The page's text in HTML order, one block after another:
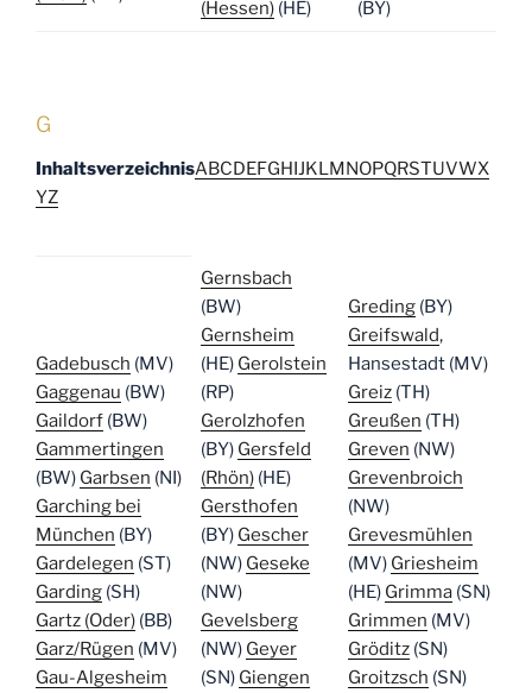
(Hessen)(HE)
(BY)
G
InhaltsverzeichnisABC D EFGH JKLM NOPQRSTUVWX
YZ
Gadebusch (MV)
Gaggenau (BW)
Gaildorf (BW)
Gammertingen
(BW) Garbsen (NI)
Garching bei
München (BY)
Gardelegen (ST)
Garding (SH)
Gartz (Oder) (BB)
Garz/Rügen (MV)
Gau-Algesheim
Gernsbach
(BW)
Gernsheim
(HE) Gerolstein
(RP)
Gerolzhofen
(BY) Gersfeld
(Rhön)(HE)
Gersthofen
(BY) Gescher
(NW) Geseke
(NW)
Gevelsberg
(NW) Geyer
(SN) Giengen
Greding(BY)
Greifswald,
Hansestadt (MV)
Greiz(TH)
Greußen (TH)
Greven (NW)
Grevenbroich
(NW)
Grevesmühlen
(MV) Griesheim
(HE) Grimma(SN)
Grimmen (MV)
Gröditz(SN)
Groitzsch (SN)